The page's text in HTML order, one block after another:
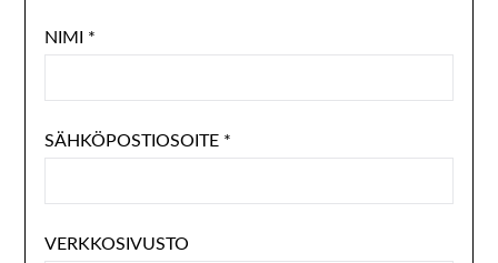
NIMI *
SÄHKÖPOSTIOSOITE *
VERKKOSIVUSTO